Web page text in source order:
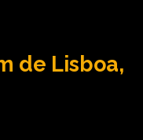
de Lisboa,